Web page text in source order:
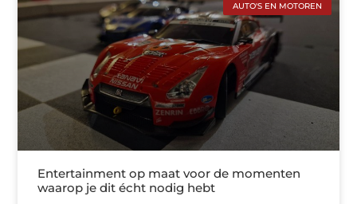
AUTO'S EN MOTOREN
Entertainment op maat voor de momenten
waarop je dit écht nodig hebt